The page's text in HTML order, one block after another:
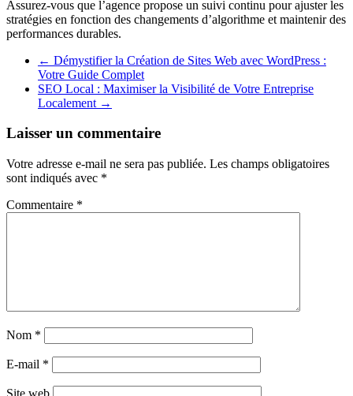
Assurez-vous que l’agence propose un suivi continu pour ajuster les
stratégies en fonction des changements d’algorithme et maintenir des
performances durables.
← Démystifier la Création de Sites Web avec WordPress :
Votre Guide Complet
SEO Local : Maximiser la Visibilité de Votre Entreprise
Localement →
Laisser un commentaire
Votre adresse e-mail ne sera pas publiée. Les champs obligatoires
sont indiqués avec *
Commentaire *
Nom *
E-mail *